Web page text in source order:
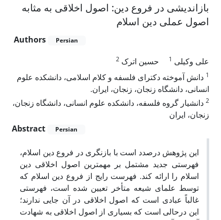
بازاندیشی در فروع دین: اصول اخلاقی به مثابه
اصول عملی دین اسلام
Authors Persian
علی وکیلی 1 حسین اترک 2
1 دانش آموخته دکترای فلسفه و کلام اسلامی، دانشکده علوم
انسانی، دانشگاه زنجان، زنجان، ایران.
2 دانشیار گروه فلسفه، دانشکده علوم انسانی، دانشگاه زنجان،
زنجان، ایران
Abstract
Persian
این پژوهش درصدد است با بازنگری در فروع دین اسلام،
فهرستی جدید مشتمل بر مهمترین اصول اخلاقی دین
اسلام را ارائه کند. فهرست رایج از فروع دین اسلام که
توسط علمای شیعه متأخر تعیین شده است، فهرستی
غالباً عبادی است که اصول اخلاقی در آن جایی ندارند؛
این درحالی است ‌که بسیاری از اصول اخلاقی به شهادت